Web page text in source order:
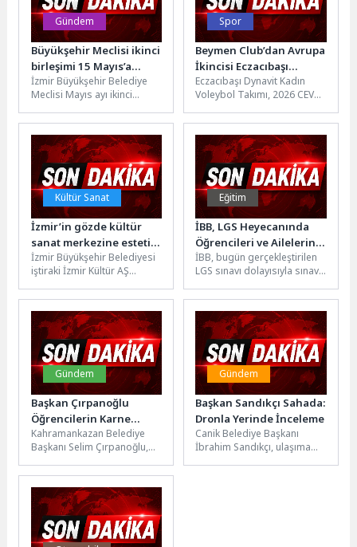
Gündem
Büyükşehir Meclisi ikinci
birleşimi 15 Mayıs’a
ertelendi
İzmir Büyükşehir Belediye
Meclisi Mayıs ayı ikinci
çoğunluk sağlanamadığı için
15 Mayıs...
Spor
Beymen Club’dan Avrupa
İkincisi Eczacıbaşı
Dynavit’e Tebrik
Eczacıbaşı Dynavit Kadın
Voleybol Takımı, 2026 CEV
Ligi Dörtlü Finali’ni Avrupa
ikincisi...
Kültür Sanat
İzmir’in gözde kültür
sanat merkezine estetik
dokunuş
İzmir Büyükşehir Belediyesi
iştiraki İzmir Kültür AŞ
Veysel Rekreasyon Alanı Açık
Hava...
Eğitim
İBB, LGS Heyecanında
Öğrencileri ve Ailelerini
Yalnız Bırakmadı
İBB, bugün gerçekleştirilen
LGS sınavı dolayısıyla sınav
kurduğu ikram noktalarında
öğrencilere ve ailelerine...
Gündem
Başkan Çırpanoğlu
Öğrencilerin Karne
Sevincini Paylaştı
Kahramankazan Belediye
Başkanı Selim Çırpanoğlu,
yılının sona ermesi
dolayısıyla Hamdiye Ünlü
İlkokulu'nda...
Gündem
Başkan Sandıkçı Sahada:
Dronla Yerinde İnceleme
Canik Belediye Başkanı
İbrahim Sandıkçı, ulaşıma